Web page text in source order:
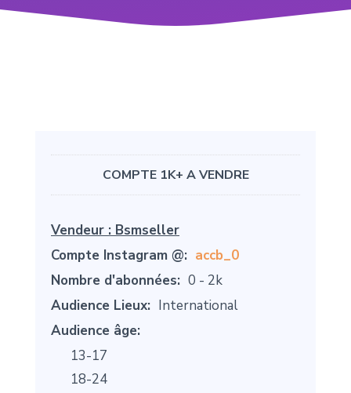
COMPTE 1K+ A VENDRE
Vendeur : Bsmseller
Compte Instagram @: accb_0
Nombre d'abonnées: 0 - 2k
Audience Lieux: International
Audience âge:
13-17
18-24